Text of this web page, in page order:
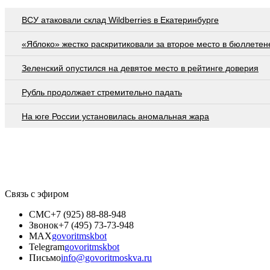
ВСУ атаковали склад Wildberries в Екатеринбурге
«Яблоко» жестко раскритиковали за второе место в
Зеленский опустился на девятое место в рейтинге доверия
Рубль продолжает стремительно падать
На юге России установилась аномальная жара
Связь с эфиром
СМС+7 (925) 88-88-948
Звонок+7 (495) 73-73-948
MAXgovoritmskbot
Telegramgovoritmskbot
Письмоinfo@govoritmoskva.ru